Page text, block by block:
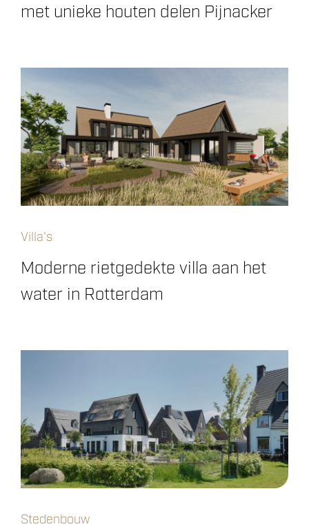
met unieke houten delen Pijnacker
Moderne rietgedekte villa aan het
water in Rotterdam
Villa's
Stedenbouw